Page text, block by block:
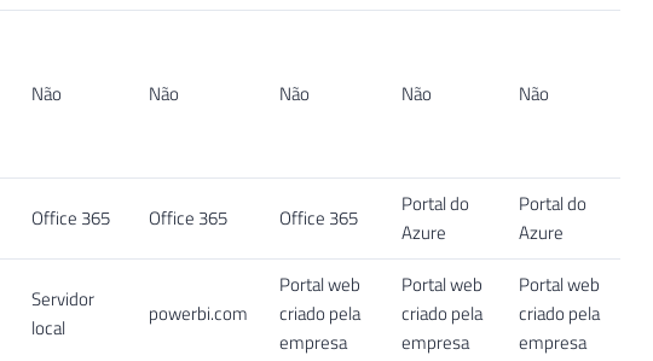
Não Não Não Não Não
Office 365 Office 365 Office 365
Portal do
Azure
Portal do
Azure
Servidor
local
powerbi.com
Portal web
criado pela
empresa
Portal web
criado pela
empresa
Portal web
criado pela
empresa